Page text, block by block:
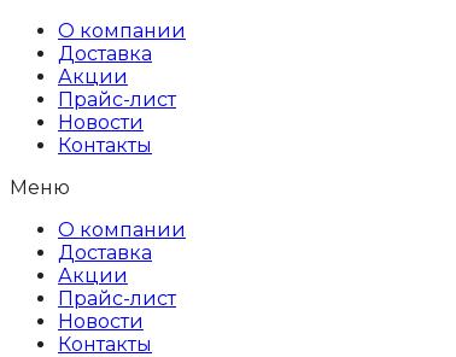
Перейти
содержимому
О компании
Доставка
Акции
Прайс-лист
Новости
Контакты
Меню
О компании
Доставка
Акции
Прайс-лист
Новости
Контакты